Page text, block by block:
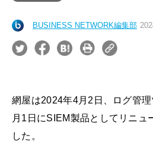
BUSINESS NETWORK編集部
網屋は2024年4月2日、ログ管
月1日にSIEM製品としてリニュ
した。